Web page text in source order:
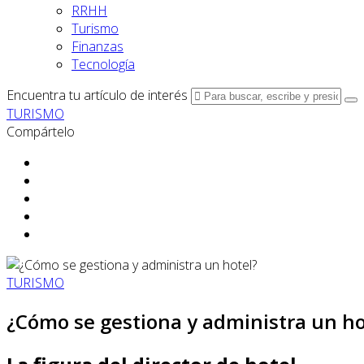
RRHH
Turismo
Finanzas
Tecnología
Encuentra tu artículo de interés
TURISMO
Compártelo
TURISMO
¿Cómo se gestiona y administra un